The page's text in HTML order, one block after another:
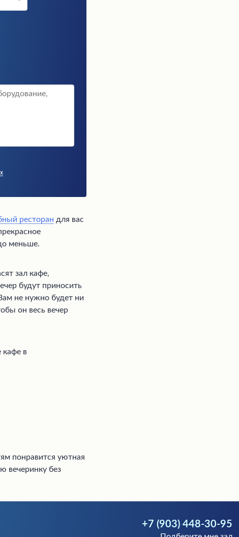
ресторан для вас
меньше.
зал кафе,
будут приносить
не нужно будет ни
он весь вечер
кафе в
понравится уютная
вечеринку без
+7 (903) 448-30-95